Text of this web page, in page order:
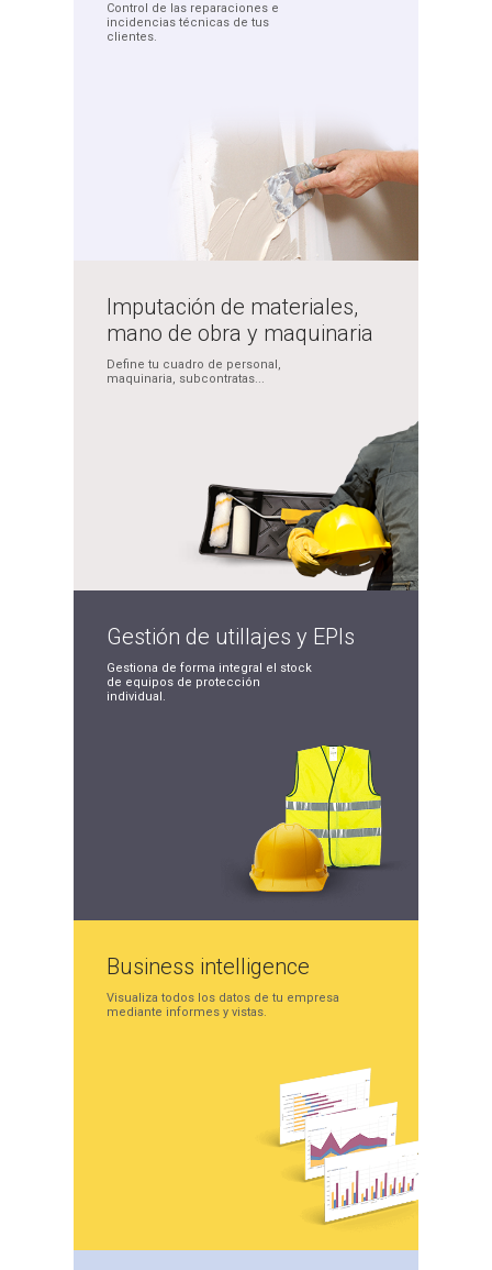
Control de las reparaciones e
incidencias técnicas de tus
clientes.
Imputación de materiales,
mano de obra y maquinaria
Define tu cuadro de personal,
maquinaria, subcontratas...
Gestión de utillajes y EPIs
Gestiona de forma integral el stock
de equipos de protección
individual.
Business intelligence
Visualiza todos los datos de tu empresa
mediante informes y vistas.